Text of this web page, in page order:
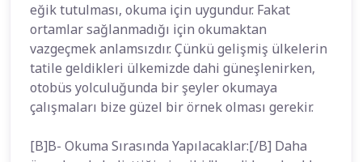
eğik tutulması, okuma için uygundur. Fakat
ortamlar sağlanmadığı için okumaktan
vazgeçmek anlamsızdır. Çünkü gelişmiş ülkelerin
tatile geldikleri ülkemizde dahi güneşlenirken,
otobüs yolculuğunda bir şeyler okumaya
çalışmaları bize güzel bir örnek olması gerekir.
[B]B- Okuma Sırasında Yapılacaklar:[/B] Daha